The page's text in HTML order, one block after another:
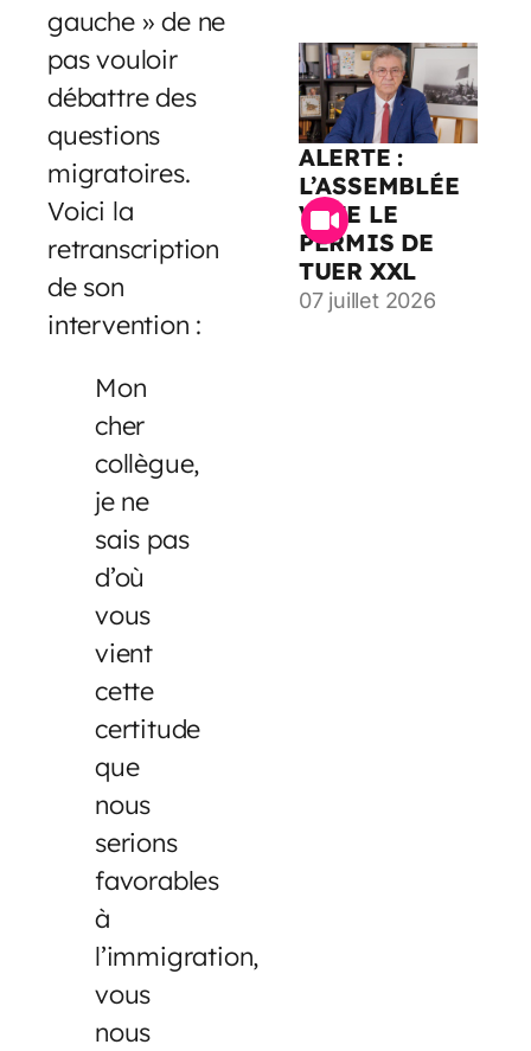
gauche » de ne
pas vouloir
débattre des
questions
migratoires.
Voici la
retranscription
de son
intervention :
Mon
cher
collègue,
je ne
sais pas
d’où
vous
vient
cette
certitude
que
nous
serions
favorables
à
l’immigration,
vous
nous
ALERTE :
L’ASSEMBLÉE
VOTE LE
PERMIS DE
TUER XXL
07 juillet 2026